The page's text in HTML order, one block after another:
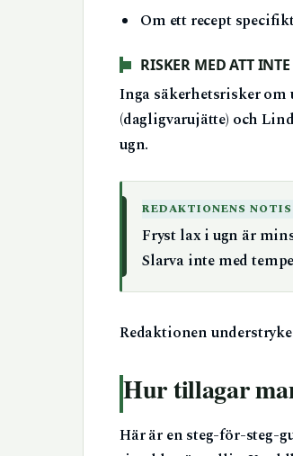
Om ett recept
RISKER MED ATT
Inga säkerhetsrisker
(dagligvarujätte) och
ugn.
REDAKTIONENS NOTIS
Fryst lax i ugn är
Slarva inte med
Redaktionen
Hur tillagar
Här är en steg-för-steg-